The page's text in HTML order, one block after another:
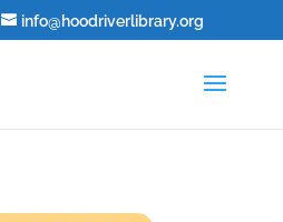
info@hoodriverlibrary.org